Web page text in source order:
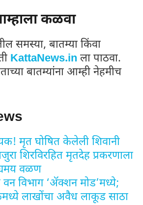
कळवा
समस्या, बातम्या किंवा
KattaNews.in ला पाठवा.
बातम्यांना आम्ही नेहमीच
मृत घोषित केलेली शिवानी
शिरविरहित मृतदेह प्रकरणाला
वळण
विभाग ‘ॲक्शन मोड’मध्ये;
लाखोंचा अवैध लाकूड साठा